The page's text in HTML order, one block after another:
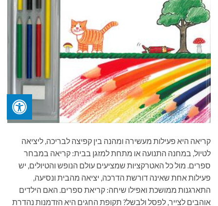
קריאה היא פעילות מעשירה ומהנה בין קפיצה לבריכה, ליציאה
לטיול, במחנה התנועה או מתחת למזגן בבית: קריאה במבחר
ספרים. מול כל האטרקציות שמציעים עולם הנופש והטיולים, יש
פעילות אחת שאינה דורשת הדרכה, יציאה מהבית ונסיעה,
התארגנות ממושכת ואפילו שיחה: קריאת ספרים. האם הילדים
אוהבים לצייר, לפסל ולבשל? תקופת החגים היא הזדמנות נהדרת